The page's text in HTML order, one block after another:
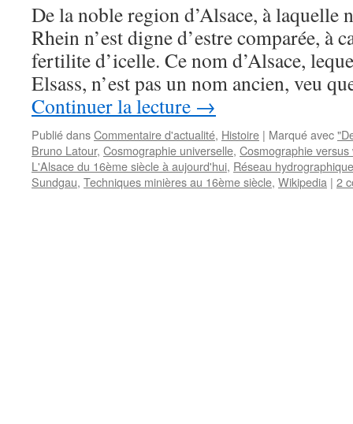
De la noble region d’Alsace, à laquelle
Rhein n’est digne d’estre comparée, à
fertilite d’icelle. Ce nom d’Alsace,
Elsass, n’est pas un nom ancien, veu
Continuer la lecture →
Publié dansCommentaire d'actualité, Histoire | Marqué avec
Bruno Latour, Cosmographie universelle, Cosmographie versus
L'Alsace du 16ème siècle à aujourd'hui, Réseau
Sundgau, Techniques minières au 16ème siècle, Wikipedia | 2